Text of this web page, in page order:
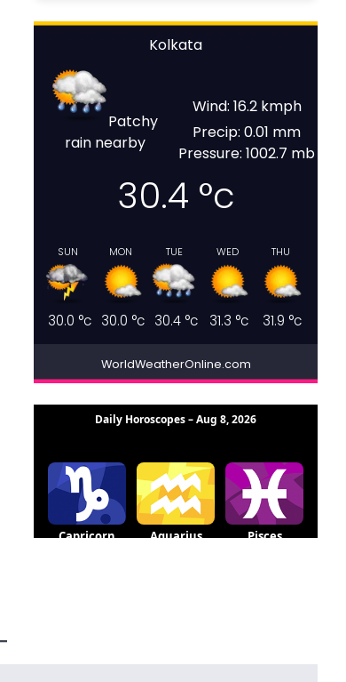
Kolkata
Patchy
rain nearby
Wind: 16.2 kmph
Precip: 0.01 mm
Pressure: 1002.7 mb
30.4 °c
SUN
30.0 °c
MON
30.0 °c
TUE
30.4°c
WED
31.3 °c
THU
31.9 °c
WorldWeatherOnline.com